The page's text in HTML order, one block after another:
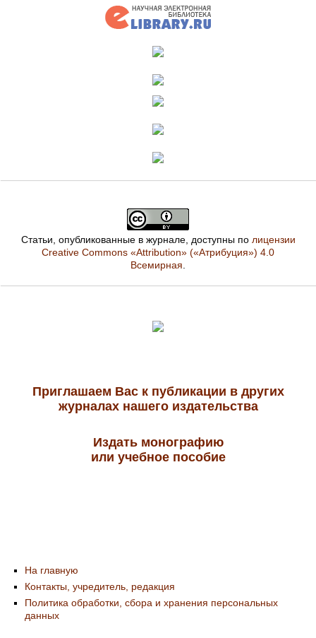
Статьи, опубликованные в журнале, доступны по лицензии
Creative Commons «Attribution» («Атрибуция») 4.0
Всемирная
Приглашаем Вас к публикации в других
журналах нашего издательства
Издать монографию
или учебное пособие
На главную
Контакты, учредитель, редакция
Политика обработки, сбора и хранения персональных
данных